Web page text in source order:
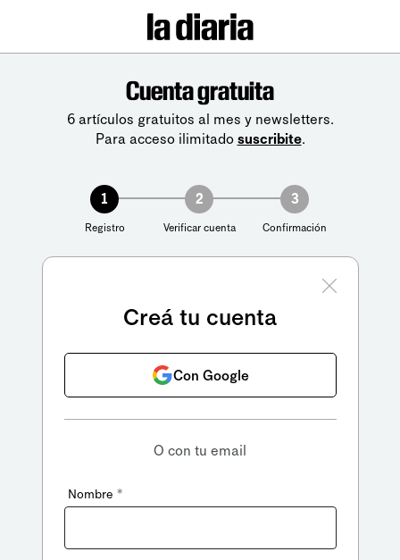
Cuenta gratuita
6 artículos gratuitos al mes y newsletters.
Para acceso ilimitado suscribite.
1
Registro
2
Verificar cuenta
3
Confirmación
Creá tu cuenta
Con Google
O con tu email
Nombre *